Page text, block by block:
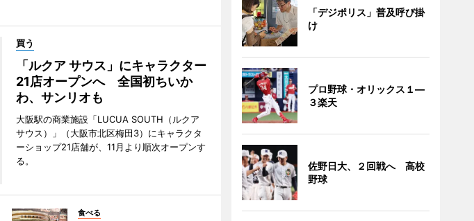
買う
「ルクア サウス」にキャラクター
21店オープンへ 全国初ちいか
わ、サンリオも
大阪駅の商業施設「LUCUA SOUTH（ルクア
サウス）」（大阪市北区梅田3）にキャラクタ
ーショップ21店舗が、11月より順次オープンす
る。
食べる
「デジポリス」普及呼び掛
け
プロ野球・オリックス１―
３楽天
佐野日大、２回戦へ 高校
野球